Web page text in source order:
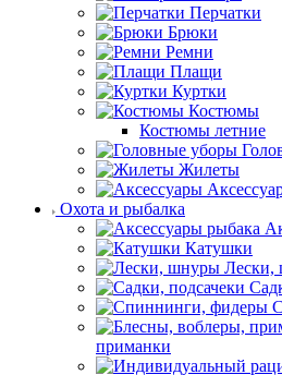
Перчатки
Брюки
Ремни
Плащи
Куртки
Костюмы
Костюмы летние
Жилеты
Охота и рыбалка
Катушки
Лески,
приманки